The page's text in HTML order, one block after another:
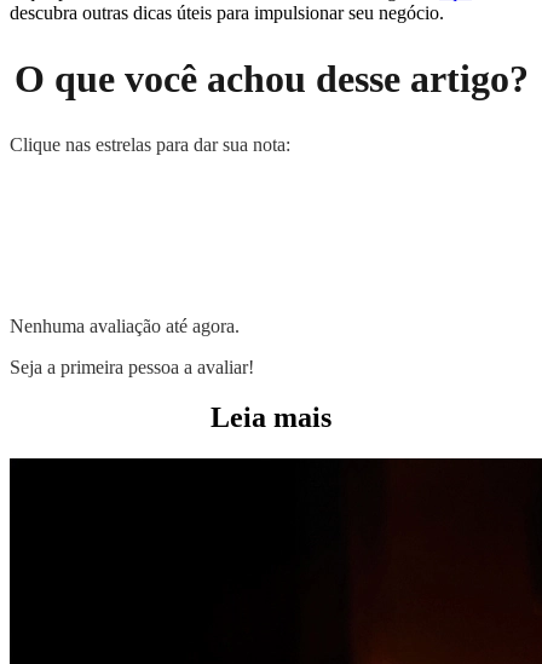
descubra outras dicas úteis para impulsionar seu negócio.
O que você achou desse artigo?
Clique nas estrelas para dar sua nota:
Nenhuma avaliação até agora.
Seja a primeira pessoa a avaliar!
Leia mais